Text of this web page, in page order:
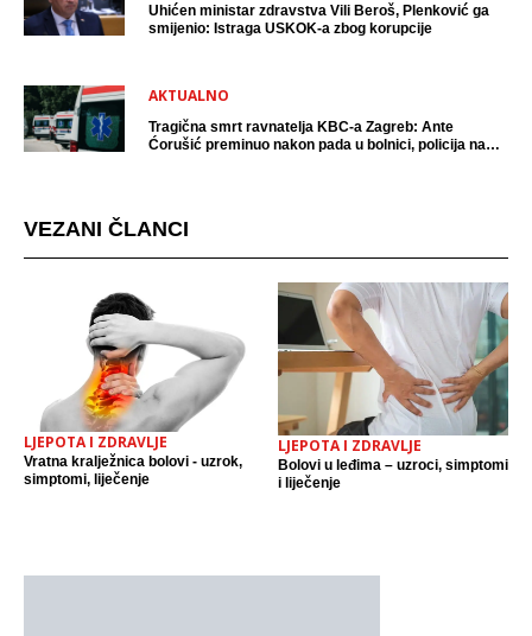
Uhićen ministar zdravstva Vili Beroš, Plenković ga
smijenio: Istraga USKOK-a zbog korupcije
AKTUALNO
Tragična smrt ravnatelja KBC-a Zagreb: Ante
Ćorušić preminuo nakon pada u bolnici, policija na
VEZANI ČLANCI
LJEPOTA I ZDRAVLJE
Vratna kralježnica bolovi - uzrok,
simptomi, liječenje
LJEPOTA I ZDRAVLJE
Bolovi u leđima – uzroci, simptomi
i liječenje